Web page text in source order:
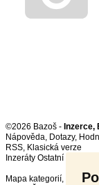
©2026 Bazoš - Inzerce,
Nápověda, Dotazy,
RSS,
Inzeráty Ostatní celkem:
Mapa kategorií,